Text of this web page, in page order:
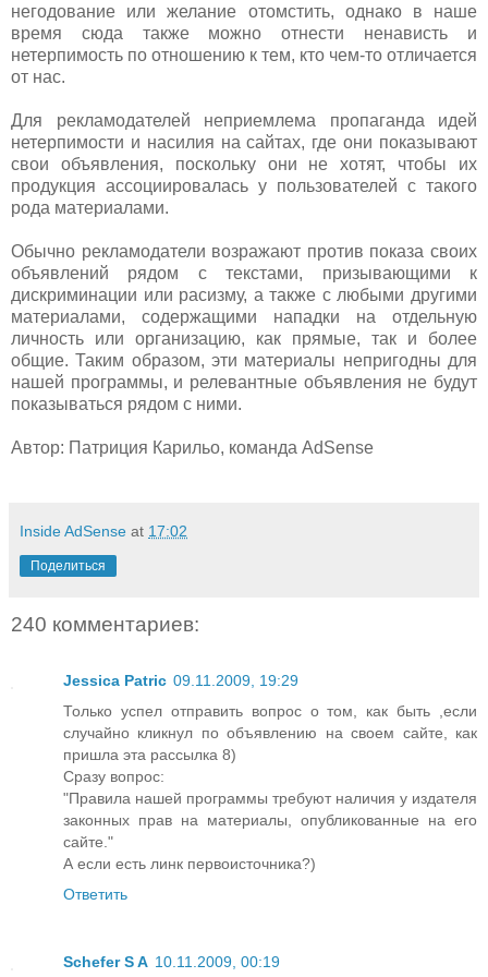
негодование или желание отомстить, однако в наше
время сюда также можно отнести ненависть и
нетерпимость по отношению к тем, кто чем-то отличается
от нас.
Для рекламодателей неприемлема пропаганда идей
нетерпимости и насилия на сайтах, где они показывают
свои объявления, поскольку они не хотят, чтобы их
продукция ассоциировалась у пользователей с такого
рода материалами.
Обычно рекламодатели возражают против показа своих
объявлений рядом с текстами, призывающими к
дискриминации или расизму, а также с любыми другими
материалами, содержащими нападки на отдельную
личность или организацию, как прямые, так и более
общие. Таким образом, эти материалы непригодны для
нашей программы, и релевантные объявления не будут
показываться рядом с ними.
Автор: Патриция Карильо, команда AdSense
Inside AdSense at 17:02
Поделиться
240 комментариев:
Jessica Patric 09.11.2009, 19:29
Только успел отправить вопрос о том, как быть ,если
случайно кликнул по объявлению на своем сайте, как
пришла эта рассылка 8)
Сразу вопрос:
"Правила нашей программы требуют наличия у издателя
законных прав на материалы, опубликованные на его
сайте."
А если есть линк первоисточника?)
Ответить
Schefer S A 10.11.2009, 00:19